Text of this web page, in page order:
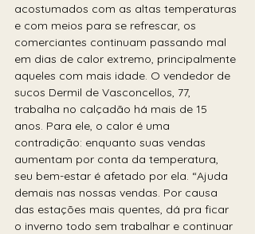
acostumados com as altas temperaturas
e com meios para se refrescar, os
comerciantes continuam passando mal
em dias de calor extremo, principalmente
aqueles com mais idade. O vendedor de
sucos Dermil de Vasconcellos, 77,
trabalha no calçadão há mais de 15
anos. Para ele, o calor é uma
contradição: enquanto suas vendas
aumentam por conta da temperatura,
seu bem-estar é afetado por ela. “Ajuda
demais nas nossas vendas. Por causa
das estações mais quentes, dá pra ficar
o inverno todo sem trabalhar e continuar